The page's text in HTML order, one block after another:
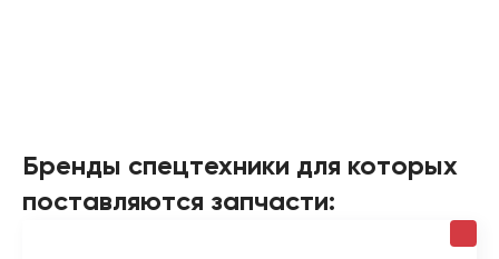
Бренды спецтехники для которых
поставляются запчасти: